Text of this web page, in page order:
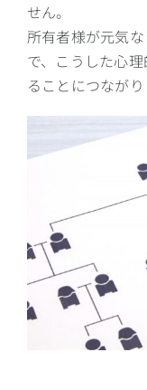
せん。
所有者様が元気
で、こうした心
ることにつながり